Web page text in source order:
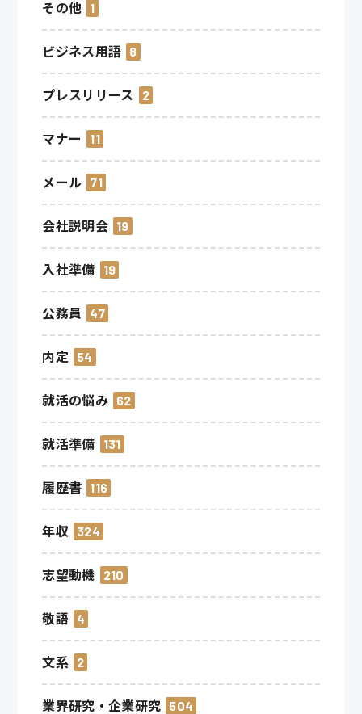
その他 1
ビジネス用語 8
プレスリリース 2
マナー 11
メール 71
会社説明会 19
入社準備 19
公務員 47
内定 54
就活の悩み 62
就活準備 131
履歴書 116
年収 324
志望動機 210
敬語 4
文系 2
業界研究・企業研究 504